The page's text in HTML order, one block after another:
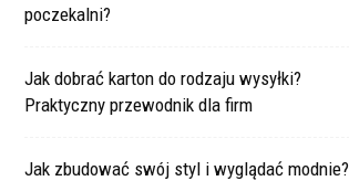
poczekalni?
Jak dobrać karton do rodzaju wysyłki?
Praktyczny przewodnik dla firm
Jak zbudować swój styl i wyglądać modnie?